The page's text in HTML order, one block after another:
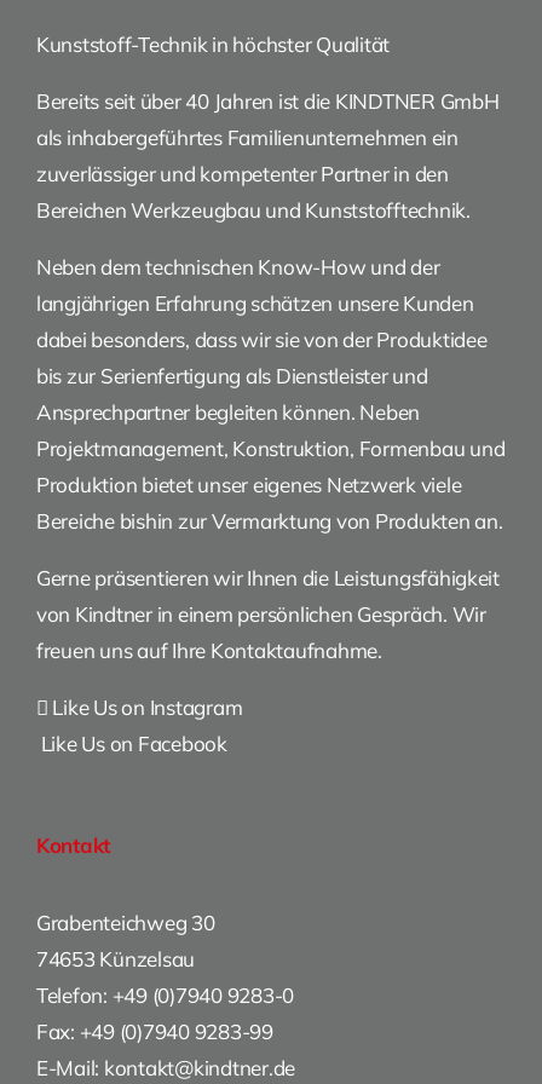
Kunststoff-Technik in höchster Qualität
Bereits seit über 40 Jahren ist die KINDTNER GmbH
als inhabergeführtes Familienunternehmen ein
zuverlässiger und kompetenter Partner in den
Bereichen Werkzeugbau und Kunststofftechnik.
Neben dem technischen Know-How und der
langjährigen Erfahrung schätzen unsere Kunden
dabei besonders, dass wir sie von der Produktidee
bis zur Serienfertigung als Dienstleister und
Ansprechpartner begleiten können. Neben
Projektmanagement, Konstruktion, Formenbau und
Produktion bietet unser eigenes Netzwerk viele
Bereiche bishin zur Vermarktung von Produkten an.
Gerne präsentieren wir Ihnen die Leistungsfähigkeit
von Kindtner in einem persönlichen Gespräch. Wir
freuen uns auf Ihre Kontaktaufnahme.
Like Us on Instagram
Like Us on Facebook
Kontakt
Grabenteichweg 30
74653 Künzelsau
Telefon: +49 (0)7940 9283-0
Fax: +49 (0)7940 9283-99
E-Mail: kontakt@kindtner.de